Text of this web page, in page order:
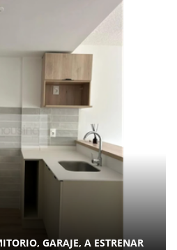
GARAJE, A ESTRENAR